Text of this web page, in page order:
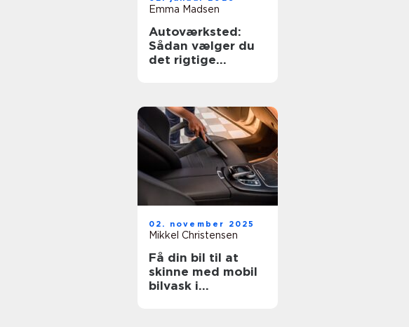
Emma Madsen
Autoværksted:
Sådan vælger du
det rigtige
02. november 2025
Mikkel Christensen
Få din bil til at
skinne med mobil
bilvask i